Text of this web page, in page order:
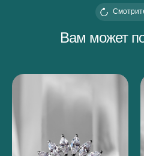
Вам может